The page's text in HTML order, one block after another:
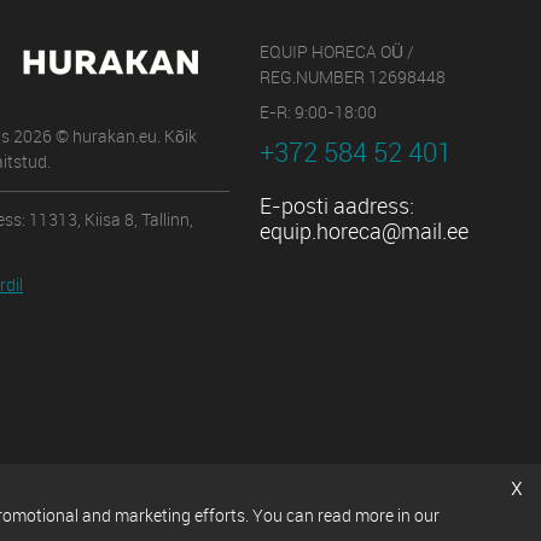
2026 © hurakan.eu. Kõik
11313, Kiisa 8, Tallinn,
EQUIP HORECA OÜ /
REG.NUMBER 12698448
E-R: 9:00-18:00
+372 584 52 401
E-posti aadress:
equip.horeca@mail.ee
x
and marketing efforts. You can read more in our